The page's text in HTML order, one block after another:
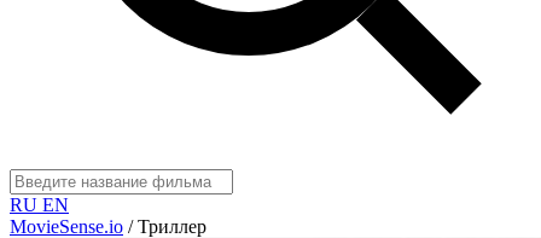
RU EN
MovieSense.io / Триллер